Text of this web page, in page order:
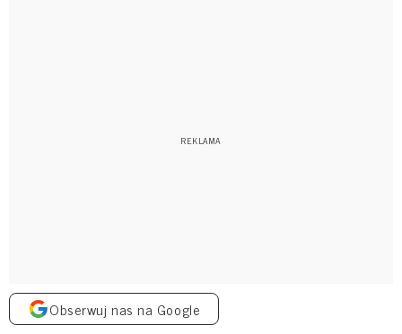
Obserwuj nas na Google